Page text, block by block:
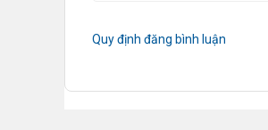
Quy định đăng bình luận